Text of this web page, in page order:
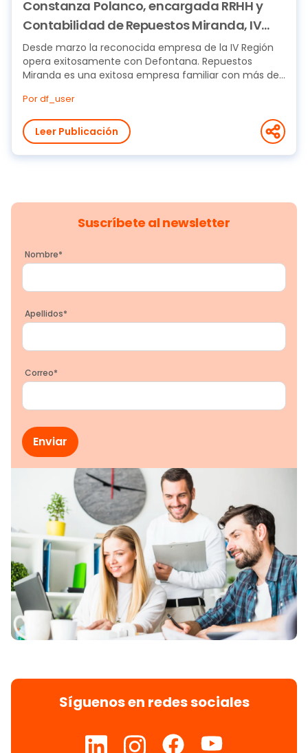
Constanza Polanco, encargada RRHH y
Contabilidad de Repuestos Miranda, IV
Región: “Recomiendo Defontana porque
funciona”
Desde marzo la reconocida empresa de la IV Región
opera exitosamente con Defontana. Repuestos
Miranda es una exitosa empresa familiar con más de
Por df_user
Leer Publicación
Suscríbete al newsletter
Nombre*
Apellidos*
Correo*
Síguenos en redes sociales